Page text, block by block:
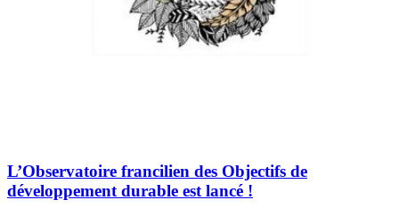
L’Observatoire francilien des Objectifs de
développement durable est lancé !